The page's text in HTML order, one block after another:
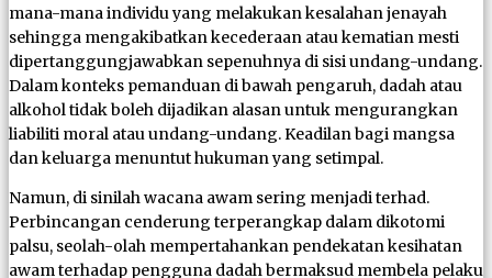
mana-mana individu yang melakukan kesalahan jenayah
sehingga mengakibatkan kecederaan atau kematian mesti
dipertanggungjawabkan sepenuhnya di sisi undang-undang.
Dalam konteks pemanduan di bawah pengaruh, dadah atau
alkohol tidak boleh dijadikan alasan untuk mengurangkan
liabiliti moral atau undang-undang. Keadilan bagi mangsa
dan keluarga menuntut hukuman yang setimpal.
Namun, di sinilah wacana awam sering menjadi terhad.
Perbincangan cenderung terperangkap dalam dikotomi
palsu, seolah-olah mempertahankan pendekatan kesihatan
awam terhadap pengguna dadah bermaksud membela pelaku